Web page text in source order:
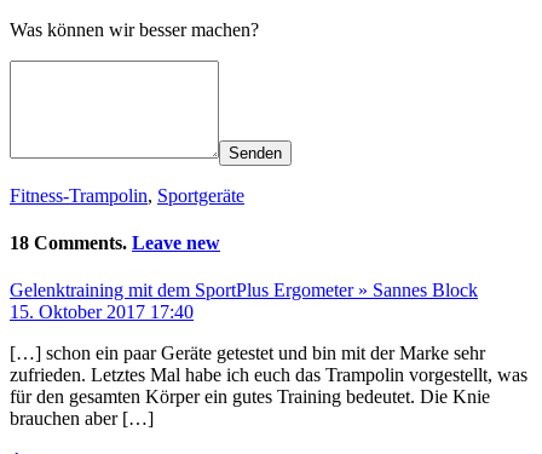
Was können wir besser machen?
Senden
Fitness-Trampolin, Sportgeräte
18 Comments. Leave new
Gelenktraining mit dem SportPlus Ergometer » Sannes Block
15. Oktober 2017 17:40
[…] schon ein paar Geräte getestet und bin mit der Marke sehr
zufrieden. Letztes Mal habe ich euch das Trampolin vorgestellt, was
für den gesamten Körper ein gutes Training bedeutet. Die Knie
brauchen aber […]